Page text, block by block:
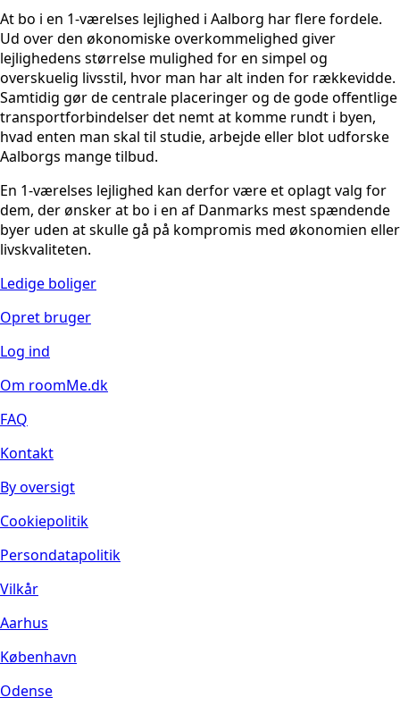
At bo i en 1-værelses lejlighed i Aalborg har flere fordele.
Ud over den økonomiske overkommelighed giver
lejlighedens størrelse mulighed for en simpel og
overskuelig livsstil, hvor man har alt inden for rækkevidde.
Samtidig gør de centrale placeringer og de gode offentlige
transportforbindelser det nemt at komme rundt i byen,
hvad enten man skal til studie, arbejde eller blot udforske
Aalborgs mange tilbud.
En 1-værelses lejlighed kan derfor være et oplagt valg for
dem, der ønsker at bo i en af Danmarks mest spændende
byer uden at skulle gå på kompromis med økonomien eller
livskvaliteten.
Ledige boliger
Opret bruger
Log ind
Om roomMe.dk
FAQ
Kontakt
By oversigt
Cookiepolitik
Persondatapolitik
Vilkår
Aarhus
København
Odense